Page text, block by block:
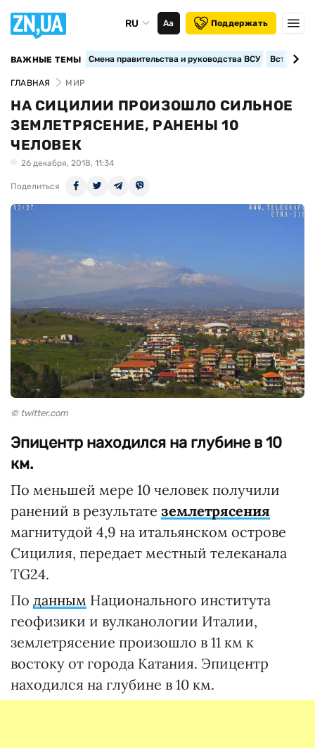
RU Аа Поддержать
ВАЖНЫЕ ТЕМЫ Смена правительства и руководства ВСУ
ГЛАВНАЯ МИР
НА СИЦИЛИИ ПРОИЗОШЛО СИЛЬНОЕ
ЗЕМЛЕТРЯСЕНИЕ, РАНЕНЫ 10
ЧЕЛОВЕК
26 декабря, 2018, 11:34
Поделиться
© twitter.com
Эпицентр находился на глубине в 10
км.
По меньшей мере 10 человек получили
ранений в результате землетрясения
магнитудой 4,9 на итальянском острове
Сицилия, передает местный телеканала
TG24.
По данным Национального института
геофизики и вулканологии Италии,
землетрясение произошло в 11 км к
востоку от города Катания. Эпицентр
находился на глубине в 10 км.